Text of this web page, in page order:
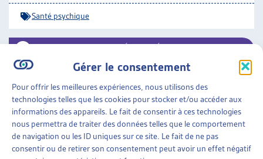
Gérer le consentement
Pour offrir les meilleures expériences, nous utilisons des
technologies telles que les cookies pour stocker et/ou accéder aux
informations des appareils. Le fait de consentir à ces technologies
nous permettra de traiter des données telles que le comportement
de navigation ou les ID uniques sur ce site. Le fait de ne pas
consentir ou de retirer son consentement peut avoir un effet négatif
Santé psychique
2020
OFS, communiqué de presse, nov. 2022
Santé psychique